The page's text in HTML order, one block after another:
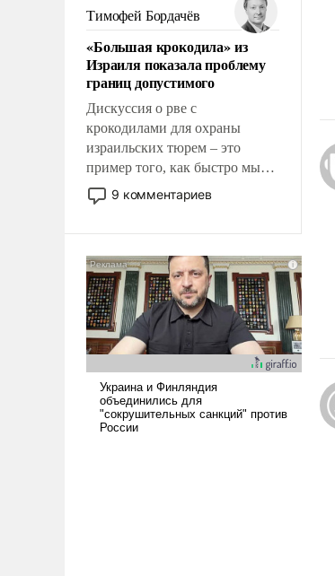
налогоплательщиков и где
Еревану за свои поступки не
нужно отвечать.
Тимофей Бордачёв
«Большая крокодила» из
Израиля показала проблему
границ допустимого
Дискуссия о рве с
крокодилами для охраны
израильских тюрем – это
пример того, как быстро мы
двигаемся по пути
революционных изменений.
псевдонаучной фантастики,
стало всерьез обсуждаемой
идеей.
9 комментариев